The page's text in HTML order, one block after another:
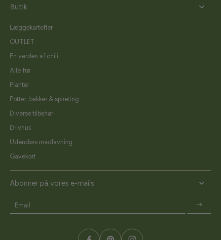
Butik
Læggekartofler
OUTLET
En verden af chili
Alle frø
Planter
Potter, bakker & spireting
Diverse tilbehør
Drivhus
Udendørs madlavning
Gavekort
Abonner på vores e-mails
Email